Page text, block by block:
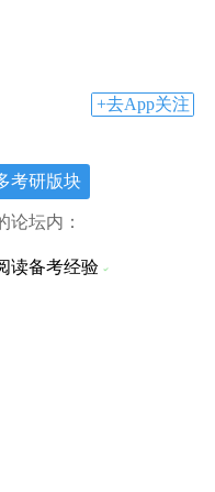
+去App关注
考研版块
论坛内：
读备考经验